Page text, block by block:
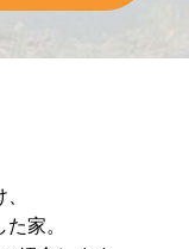
家。